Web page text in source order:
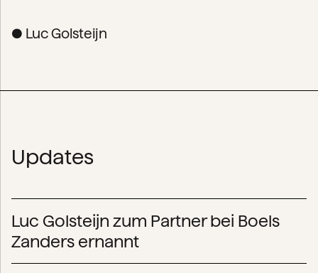
● Luc Golsteijn
Updates
Luc Golsteijn zum Partner bei Boels
Zanders ernannt